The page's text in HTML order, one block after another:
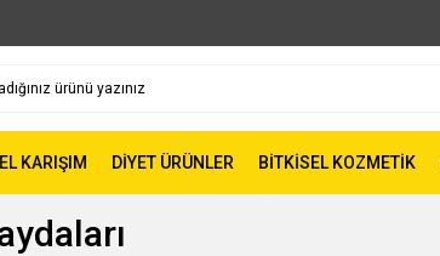
KARIŞIM DİYET ÜRÜNLER BİTKİSEL KOZMETİK